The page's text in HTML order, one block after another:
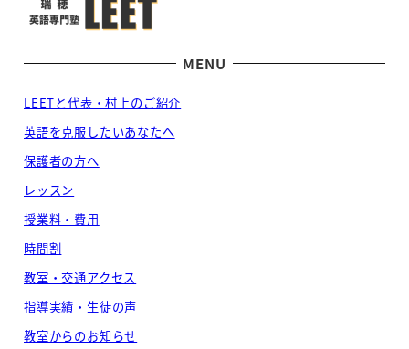
MENU
LEETと代表・村上のご紹介
英語を克服したいあなたへ
保護者の方へ
レッスン
授業料・費用
時間割
教室・交通アクセス
指導実績・生徒の声
教室からのお知らせ